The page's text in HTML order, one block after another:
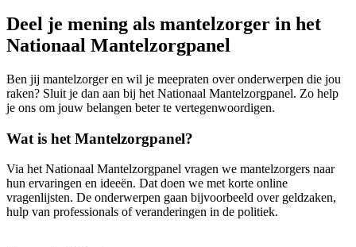
Deel je mening als mantelzorger in het
Nationaal Mantelzorgpanel
Ben jij mantelzorger en wil je meepraten over onderwerpen die jou
raken? Sluit je dan aan bij het Nationaal Mantelzorgpanel. Zo help
je ons om jouw belangen beter te vertegenwoordigen.
Wat is het Mantelzorgpanel?
Via het Nationaal Mantelzorgpanel vragen we mantelzorgers naar
hun ervaringen en ideeën. Dat doen we met korte online
vragenlijsten. De onderwerpen gaan bijvoorbeeld over geldzaken,
hulp van professionals of veranderingen in de politiek.